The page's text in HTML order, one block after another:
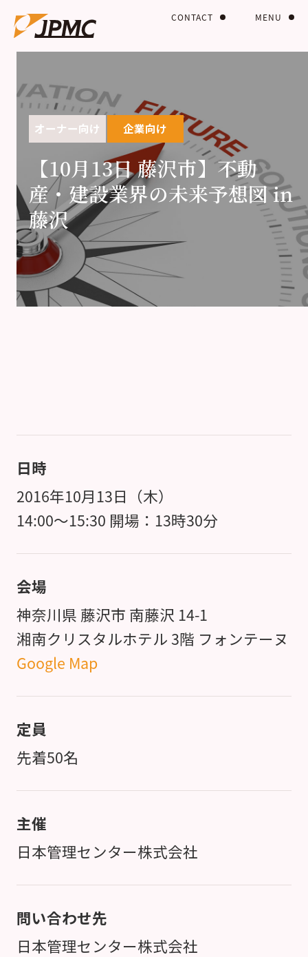
MENU
CONTACT
オーナー向け 企業向け
【10月13日 藤沢市】不動
産・建設業界の未来予想図 in
藤沢
日時
2016年10月13日（木）
14:00～15:30 開場：13時30分
会場
神奈川県 藤沢市 南藤沢 14-1
湘南クリスタルホテル 3階 フォンテーヌ
Google Map
定員
先着50名
主催
日本管理センター株式会社
問い合わせ先
日本管理センター株式会社